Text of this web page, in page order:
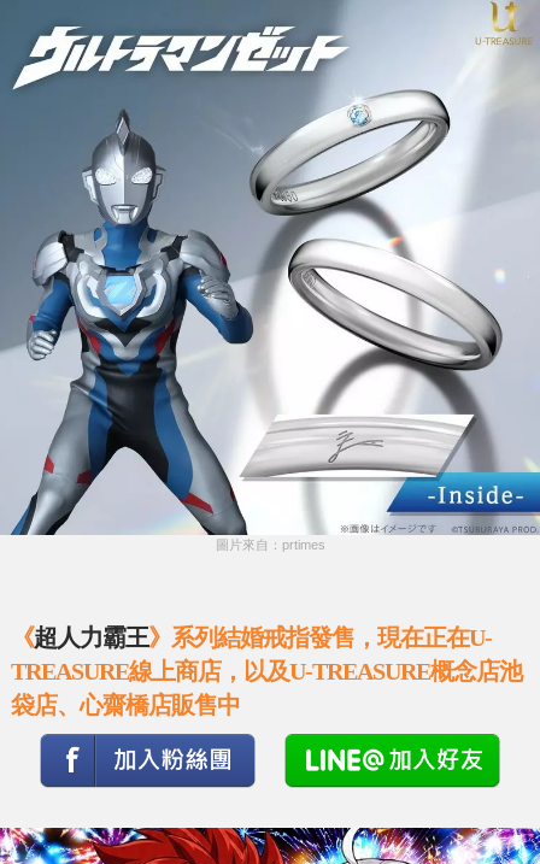
圖片來自：prtimes
《超人力霸王》系列結婚戒指發售，現在正在U-
TREASURE線上商店，以及U-TREASURE概念店池
袋店、心齋橋店販售中